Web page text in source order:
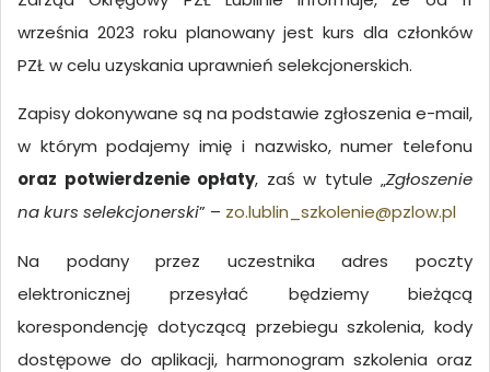
września 2023 roku planowany jest kurs dla członków
PZŁ w celu uzyskania uprawnień selekcjonerskich.
Zapisy dokonywane są na podstawie zgłoszenia e-mail,
w którym podajemy imię i nazwisko, numer telefonu
oraz potwierdzenie opłaty, zaś w tytule „Zgłoszenie
na kurs selekcjonerski” – zo.lublin_szkolenie@pzlow.pl
Na podany przez uczestnika adres poczty
elektronicznej przesyłać będziemy bieżącą
korespondencję dotyczącą przebiegu szkolenia, kody
dostępowe do aplikacji, harmonogram szkolenia oraz